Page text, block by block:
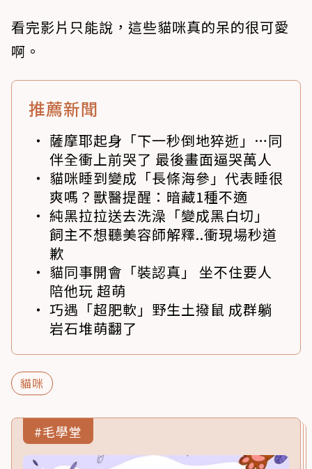
看完影片只能說，這些貓咪真的呆的很可愛
啊。
推薦新聞
薩摩耶起身「下一秒倒地猝逝」…同
伴全衝上前哭了 最後畫面逼哭萬人
貓咪睡到變成「長條海參」代表睡很
爽嗎？獸醫提醒：暗藏1種不適
純黑拉拉送去洗澡「變成黑白切」
飼主不想聽美容師解釋..衝現場秒道
歉
貓同事開會「裝認真」 坐不住要人
陪他玩 超萌
巧遇「超肥軟」野生土撥鼠 成群躺
岩石堆萌翻了
貓咪
#毛學堂